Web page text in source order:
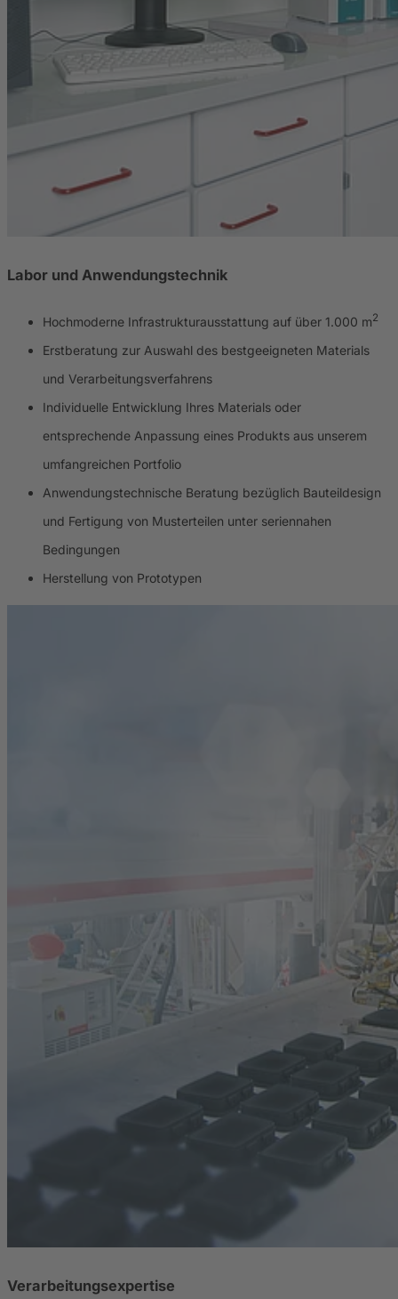
Labor und Anwendungstechnik
Hochmoderne Infrastrukturausstattung auf über 1.000 m2
Erstberatung zur Auswahl des bestgeeigneten Materials
und Verarbeitungsverfahrens
Individuelle Entwicklung Ihres Materials oder
entsprechende Anpassung eines Produkts aus unserem
umfangreichen Portfolio
Anwendungstechnische Beratung bezüglich Bauteildesign
und Fertigung von Musterteilen unter seriennahen
Bedingungen
Herstellung von Prototypen
Verarbeitungsexpertise